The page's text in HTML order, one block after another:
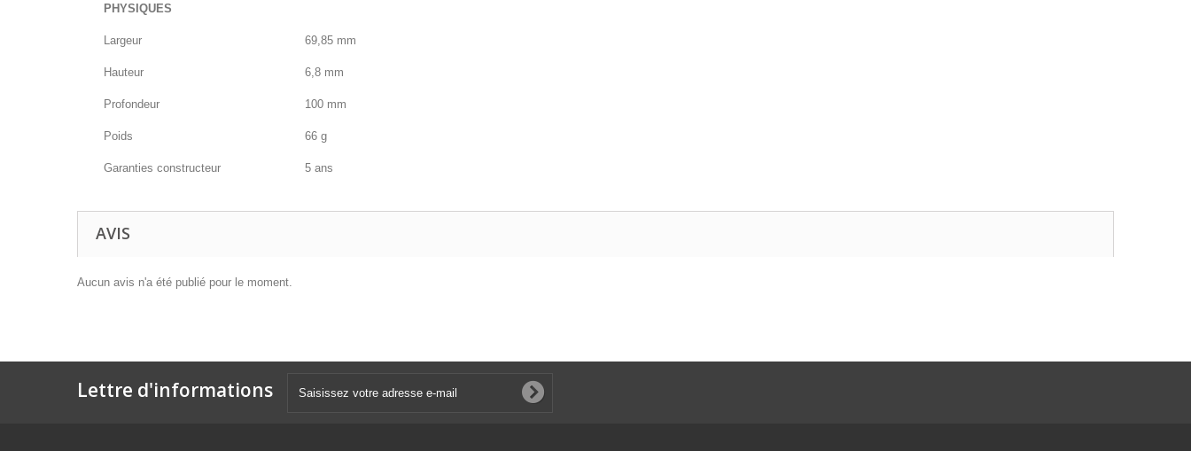
PHYSIQUES
Largeur 69,85 mm
Hauteur 6,8 mm
Profondeur 100 mm
Poids 66 g
Garanties constructeur 5 ans
AVIS
Aucun avis n'a été publié pour le moment.
Lettre d'informations